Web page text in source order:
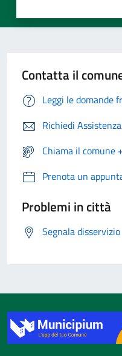
Contatta il
Leggi le domande
Richiedi Assistenza
Chiama il comune
Prenota un
Problemi in città
Segnala disservizio